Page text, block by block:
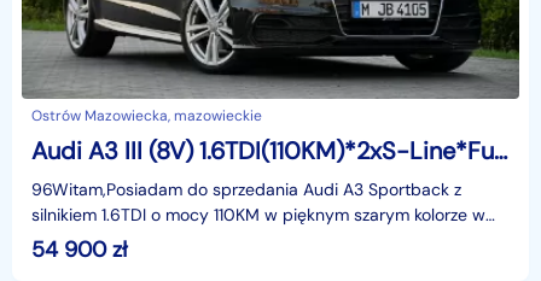
Ostrów Mazowiecka, mazowieckie
Audi A3 III (8V) 1.6TDI(110KM)*2xS-Line*Full Led*RadarACC*Navi*Asys.Pasa*I Wł*Alu18"A
96Witam,Posiadam do sprzedania Audi A3 Sportback z
silnikiem 1.6TDI o mocy 110KM w pięknym szarym kolorze w
najbogatszej wersji wyposażenia 2xS-Line i z rewelac
54 900zł